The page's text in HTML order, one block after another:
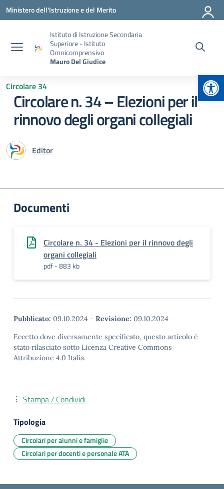
Vai ai contenuti
Vai al menu di navigazione
Vai al footer
Ministero dell'Istruzione e del Merito
Istituto di Istruzione Secondaria
Superiore - Istituto
Omnicomprensivo
Mauro Del Giudice
Circolare 34
Circolare n. 34 – Elezioni per il
rinnovo degli organi collegiali
Editor
Documenti
Circolare n. 34 - Elezioni per il rinnovo degli
organi collegiali
pdf - 883 kb
Pubblicato: 09.10.2024 - Revisione: 09.10.2024
Eccetto dove diversamente specificato, questo articolo è
stato rilasciato sotto Licenza Creative Commons
Attribuzione 4.0 Italia.
Stampa / Condividi
Tipologia
Circolari per alunni e famiglie
Circolari per docenti e personale ATA